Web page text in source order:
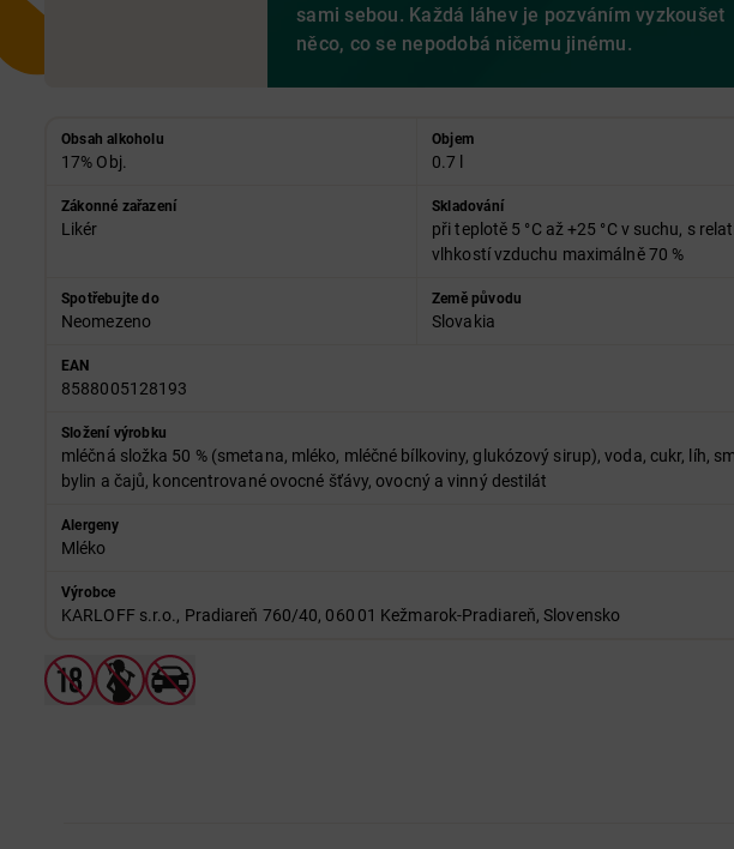
sami sebou. Každá láhev je pozváním vyzkoušet
něco, co se nepodobá ničemu jinému.
Obsah alkoholu
17% Obj.
Objem
0.7 l
Zákonné zařazení
Likér
Skladování
při teplotě 5 °C až +25 °C v suchu, s
vlhkostí vzduchu maximálně 70 %
Spotřebujte do
Neomezeno
Země původu
Slovakia
EAN
8588005128193
Složení výrobku
mléčná složka 50 % (smetana, mléko, mléčné bílkoviny, glukózový sirup), voda, cukr, líh,
bylin a čajů, koncentrované ovocné šťávy, ovocný a vinný destilát
Alergeny
Mléko
Výrobce
KARLOFF s.r.o., Pradiareň 760/40, 060 01 Kežmarok‑Pradiareň, Slovensko